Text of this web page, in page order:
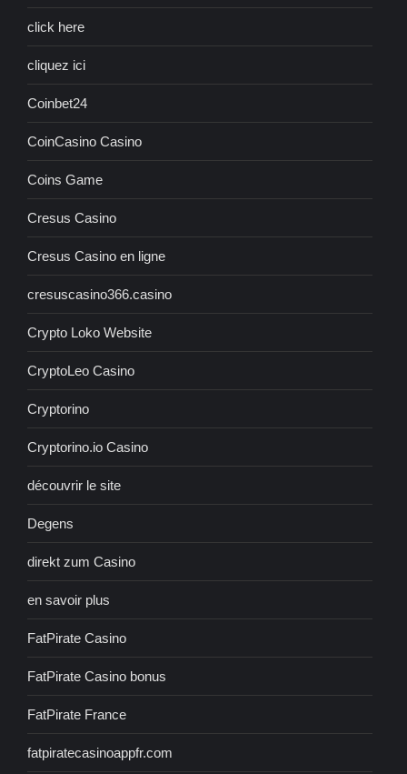
click here
cliquez ici
Coinbet24
CoinCasino Casino
Coins Game
Cresus Casino
Cresus Casino en ligne
cresuscasino366.casino
Crypto Loko Website
CryptoLeo Casino
Cryptorino
Cryptorino.io Casino
découvrir le site
Degens
direkt zum Casino
en savoir plus
FatPirate Casino
FatPirate Casino bonus
FatPirate France
fatpiratecasinoappfr.com